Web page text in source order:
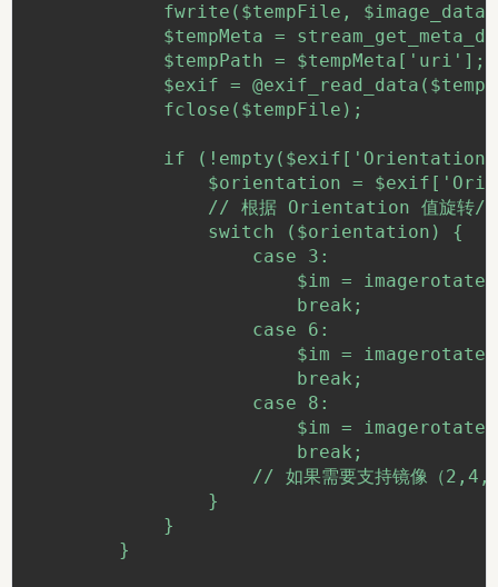
fwrite($tempFile,
$tempMeta =
$tempPath = $tempMeta['uri'];
$exif =
fclose($tempFile);
if
$orientation =
// 根据 Orientation 值旋转/翻
switch ($orientation) {
case 3:
$im = imagerotate($im,
break;
case 6:
$im = imagerotate($im,
break;
case 8:
$im = imagerotate($im,
break;
// 如果需要支持镜像（2,4,5,7），可继
}
}
}